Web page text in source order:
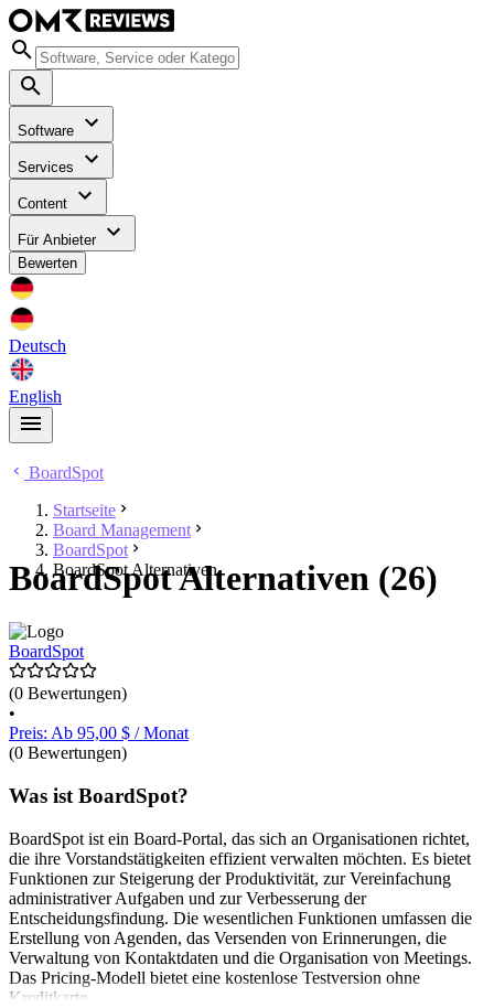
Software
Services
Content
Für Anbieter
Bewerten
Deutsch
English
BoardSpot
Startseite
Board Management
BoardSpot
BoardSpot Alternativen
BoardSpot Alternativen (26)
BoardSpot
(0 Bewertungen)
•
Preis: Ab 95,00 $ / Monat
(0 Bewertungen)
Was ist BoardSpot?
BoardSpot ist ein Board-Portal, das sich an Organisationen richtet,
die ihre Vorstandstätigkeiten effizient verwalten möchten. Es bietet
Funktionen zur Steigerung der Produktivität, zur Vereinfachung
administrativer Aufgaben und zur Verbesserung der
Entscheidungsfindung. Die wesentlichen Funktionen umfassen die
Erstellung von Agenden, das Versenden von Erinnerungen, die
Verwaltung von Kontaktdaten und die Organisation von Meetings.
Das Pricing-Modell bietet eine kostenlose Testversion ohne
Kreditkarte.